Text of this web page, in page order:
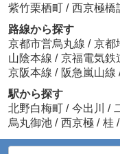
紫竹栗栖町 / 西京極橋
路線から探す
京都市営烏丸線 / 京都
山陰本線 / 京福電気鉄
京阪本線 / 阪急嵐山線
駅から探す
北野白梅町 / 今出川 /
烏丸御池 / 西京極 / 桂 /